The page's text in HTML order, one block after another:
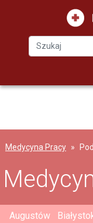
Medycyna Pracy
Augustów